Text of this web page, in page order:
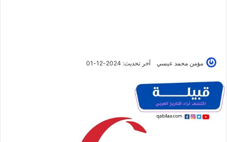
مؤمن محمد عيسي آخر تحديث: 2024-12-01